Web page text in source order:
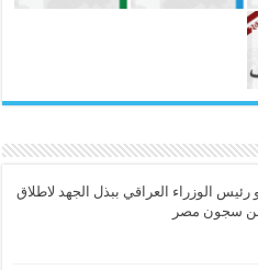
الوزراء العراقي ببذل الجهد لاطلاق
من سجون مصر